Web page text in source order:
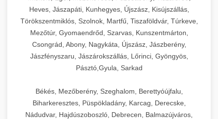
Heves, Jászapáti, Kunhegyes, Újszász, Kisújszállás,
Törökszentmiklós, Szolnok, Martfű, Tiszaföldvár, Túrkeve,
Mezőtúr, Gyomaendrőd, Szarvas, Kunszentmárton,
Csongrád, Abony, Nagykáta, Újszász, Jászberény,
Jászfényszaru, Jászárokszállás, Lőrinci, Gyöngyös,
Pásztó,Gyula, Sarkad
Békés, Mezőberény, Szeghalom, Berettyóújfalu,
Biharkeresztes, Püspökladány, Karcag, Derecske,
Nádudvar, Hajdúszoboszló, Debrecen, Balmazújváros,